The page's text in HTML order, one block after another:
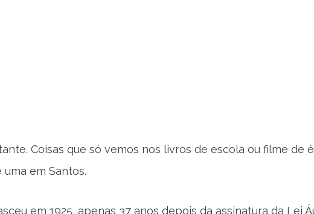
Coisas que só vemos nos livros de escola ou filme de
em Santos.
em 1925, apenas 37 anos depois da assinatura da Lei